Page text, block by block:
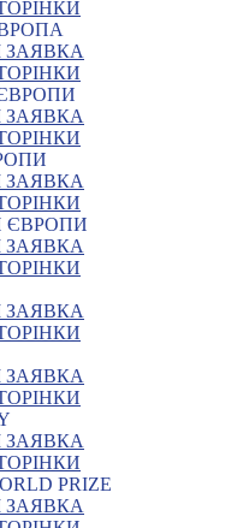
ЗАЯВКА
ЗАЯВКА
ЗАЯВКА
ЄВРОПИ
ЗАЯВКА
ЗАЯВКА
ЗАЯВКА
ЗАЯВКА
PRIZE
ЗАЯВКА